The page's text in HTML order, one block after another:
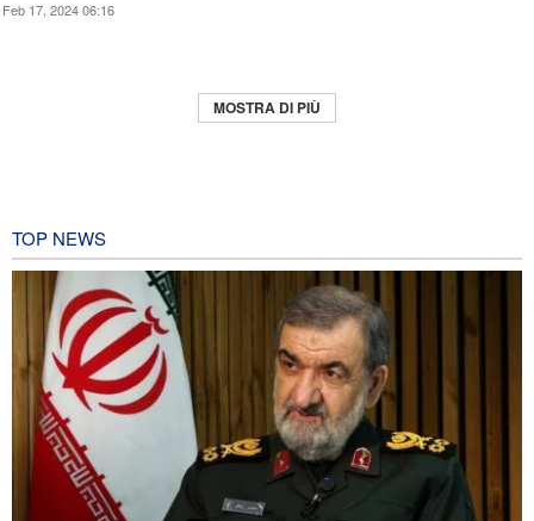
Feb 17, 2024 06:16
MOSTRA DI PIÙ
TOP NEWS